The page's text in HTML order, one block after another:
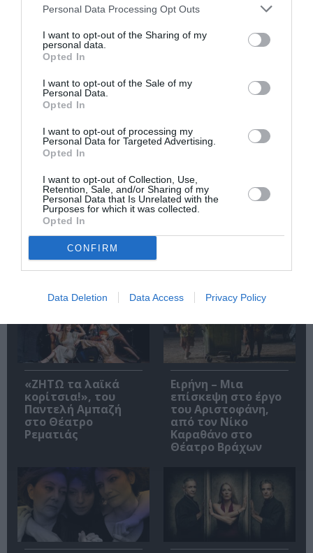
Personal Data Processing Opt Outs
I want to opt-out of the Sharing of my
personal data.
Opted In
I want to opt-out of the Sale of my
Personal Data.
Opted In
I want to opt-out of processing my
Personal Data for Targeted Advertising.
Opted In
I want to opt-out of Collection, Use,
Retention, Sale, and/or Sharing of my
Personal Data that Is Unrelated with the
Purposes for which it was collected.
Opted In
CONFIRM
Data Deletion Data Access Privacy Policy
Newsletter
Κάθε βδομάδα στο e-mail σας τα τελευταία νέα για
την Τέχνη και τον Πολιτισμό!
Ακολουθήστε το Culturenow.gr
Σχετικά Άρθρα
«ΖΗΤΩ τα λαϊκά
κορίτσια!», του
Παντελή Αμπαζή
στο Θέατρο
Ρεματιάς
Ειρήνη – Μια
επίσκεψη στο έργο
του Αριστοφάνη,
από τον Νίκο
Καραθάνο στο
Θέατρο Βράχων